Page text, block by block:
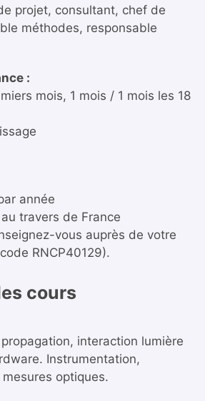
projet, consultant, chef de
méthodes, responsable
:
mois, 1 mois / 1 mois les 18
année
travers de France
vous auprès de votre
RNCP40129).
cours
interaction lumière
Instrumentation,
optiques.